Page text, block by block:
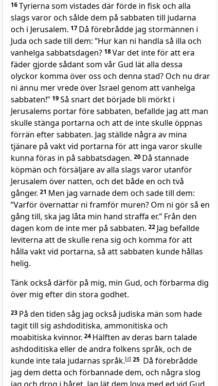
16Tyrierna som vistades där förde in fisk och alla
slags varor och sålde dem på sabbaten till judarna
och i Jerusalem. 17 Då förebrådde jag stormännen i
Juda och sade till dem: ”Hur kan ni handla så illa och
vanhelga sabbatsdagen? 18Var det inte för att era
fäder gjorde sådant som vår Gud lät alla dessa
olyckor komma över oss och denna stad? Och nu drar
ni ännu mer vrede över Israel genom att vanhelga
sabbaten!” 19Så snart det började bli mörkt i
Jerusalems portar före sabbaten, befallde jag att man
skulle stänga portarna och att de inte skulle öppnas
förrän efter sabbaten. Jag ställde några av mina
tjänare på vakt vid portarna för att inga varor skulle
kunna föras in på sabbatsdagen. 20 Då stannade
köpmän och försäljare av alla slags varor utanför
Jerusalem över natten, och det både en och två
gånger. 21 Men jag varnade dem och sade till dem:
”Varför övernattar ni framför muren? Om ni gör så en
gång till, ska jag låta min hand straffa er.” Från den
dagen kom de inte mer på sabbaten. 22 Jag befallde
leviterna att de skulle rena sig och komma för att
hålla vakt vid portarna, så att sabbaten kunde hållas
helig.
Tänk också därför på mig, min Gud, och förbarma dig
över mig efter din stora godhet.
23 På den tiden såg jag också judiska män som hade
tagit till sig ashdoditiska, ammonitiska och
moabitiska kvinnor. 24 Hälften av deras barn talade
ashdoditiska eller de andra folkens språk, och de
kunde inte tala judarnas språk.[d] 25 Då förebrådde
jag dem detta och förbannade dem, och några slog